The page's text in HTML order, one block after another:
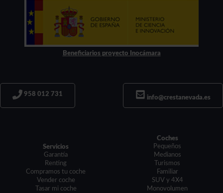
Beneficiarios proyecto Inocámara
958 012 731
info@crestanevada.es
Servicios
Garantía
Renting
Compramos tu coche
Vender coche
Tasar mi coche
Coches
Pequeños
Medianos
Turismos
Familiar
SUV y 4X4
Monovolumen